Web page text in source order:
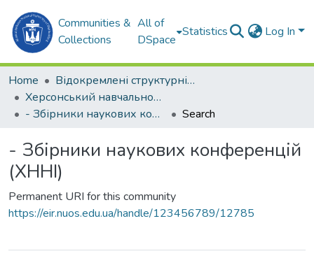
Communities &
Collections
All of
DSpace
Statistics Log In
Home
Відокремлені структурні підрозділи НУК ім. адм. Макарова
Херсонський навчально-науковий інститут НУК ім. адм. Макарова (ХННІ НУК)
- Збірники наукових конференцій (ХННІ)
Search
- Збірники наукових конференцій
(ХННІ)
Permanent URI for this community
https://eir.nuos.edu.ua/handle/123456789/12785